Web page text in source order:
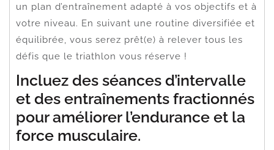
un plan d’entraînement adapté à vos objectifs et à
votre niveau. En suivant une routine diversifiée et
équilibrée, vous serez prêt(e) à relever tous les
défis que le triathlon vous réserve !
Incluez des séances d’intervalle
et des entraînements fractionnés
pour améliorer l’endurance et la
force musculaire.